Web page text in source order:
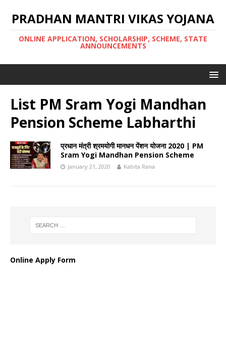
PRADHAN MANTRI VIKAS YOJANA
ONLINE APPLICATION, SCHOLARSHIP, SCHEME, STATE
ANNOUNCEMENTS
List PM Sram Yogi Mandhan
Pension Scheme Labharthi
प्रधान मंत्री श्रमयोगी मानधन पेंशन योजना 2020 | PM
Sram Yogi Mandhan Pension Scheme
January 21, 2020 Kabita Rana
Online Apply Form